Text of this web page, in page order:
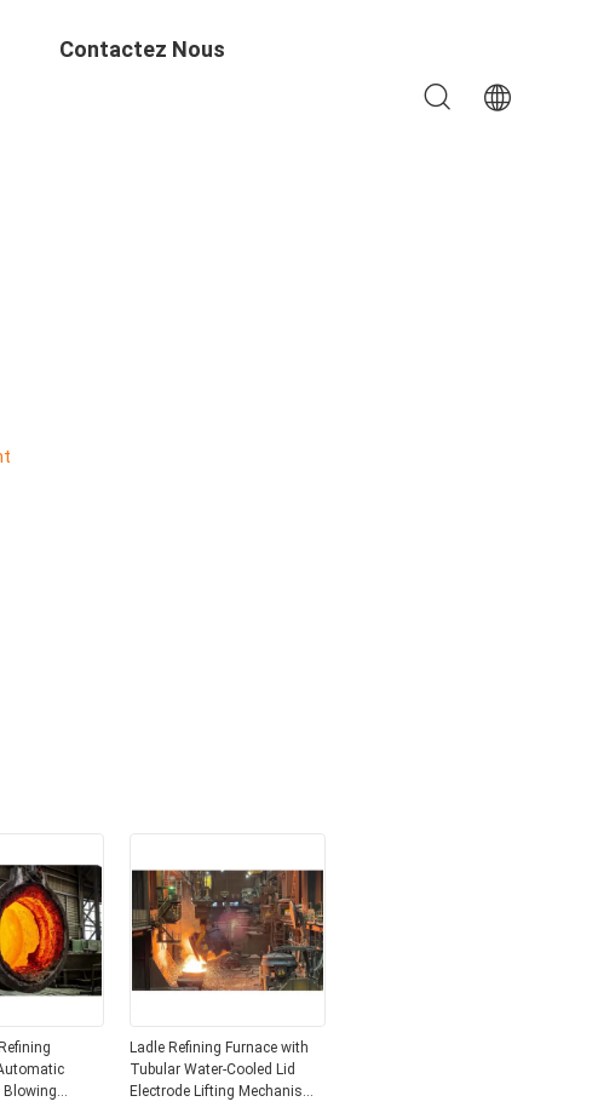
Contactez Nous
Blowing
Ladle Refining Furnace with
Tubular Water-Cooled Lid
Electrode Lifting Mechanism